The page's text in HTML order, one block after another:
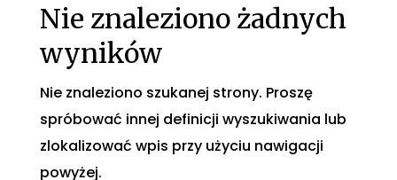
Nie znaleziono żadnych
wyników
Nie znaleziono szukanej strony. Proszę
spróbować innej definicji wyszukiwania lub
zlokalizować wpis przy użyciu nawigacji
powyżej.